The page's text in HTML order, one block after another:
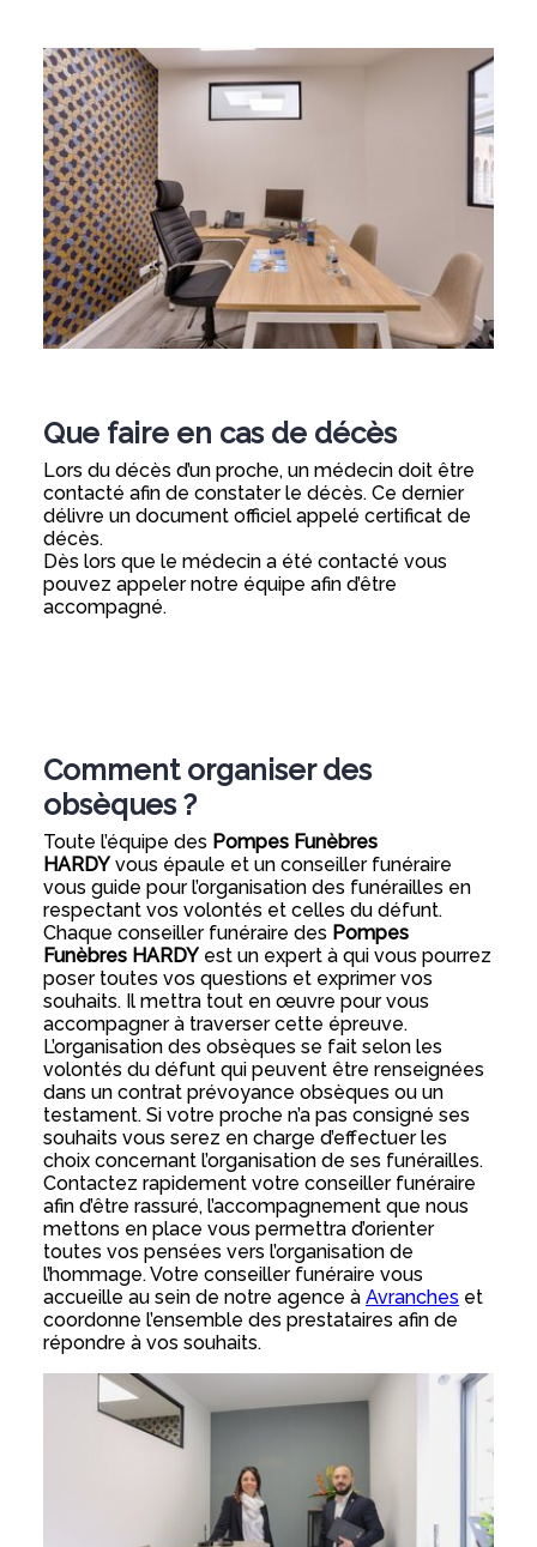
Que faire en cas de décès
Lors du décès d’un proche, un médecin doit être
contacté afin de constater le décès. Ce dernier
délivre un document officiel appelé certificat de
décès.
Dès lors que le médecin a été contacté vous
pouvez appeler notre équipe afin d’être
accompagné.
Comment organiser des
obsèques ?
Toute l’équipe des Pompes Funèbres
HARDYvous épaule et un conseiller funéraire
vous guide pour l’organisation des funérailles en
respectant vos volontés et celles du défunt.
Chaque conseiller funéraire des Pompes
Funèbres HARDY est un expert à qui vous pourrez
poser toutes vos questions et exprimer vos
souhaits. Il mettra tout en œuvre pour vous
accompagner à traverser cette épreuve.
L’organisation des obsèques se fait selon les
volontés du défunt qui peuvent être renseignées
dans un contrat prévoyance obsèques ou un
testament. Si votre proche n’a pas consigné ses
souhaits vous serez en charge d’effectuer les
choix concernant l’organisation de ses funérailles.
Contactez rapidement votre conseiller funéraire
afin d’être rassuré, l’accompagnement que nous
mettons en place vous permettra d’orienter
toutes vos pensées vers l’organisation de
l’hommage. Votre conseiller funéraire vous
accueille au sein de notre agence à Avranches et
coordonne l’ensemble des prestataires afin de
répondre à vos souhaits.